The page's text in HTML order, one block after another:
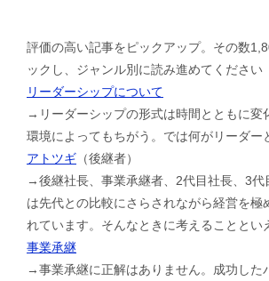
評価の高い記事をピックアップ。その数
ックし、ジャンル別に読み進めてください
リーダーシップについて
→リーダーシップの形式は時間とともに変
環境によってもちがう。では何がリーダー
アトツギ （後継者）
→後継社長、事業承継者、2代目社長、3代
は先代との比較にさらされながら経営を極
れています。そんなときに考えることとい
事業承継
→事業承継に正解はありません。成功した